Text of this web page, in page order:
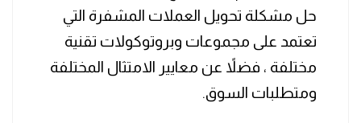
حل مشكلة تحويل العملات المشفرة التي
تعتمد على مجموعات وبروتوكولات تقنية
مختلفة ، فضلاً عن معايير الامتثال المختلفة
ومتطلبات السوق.